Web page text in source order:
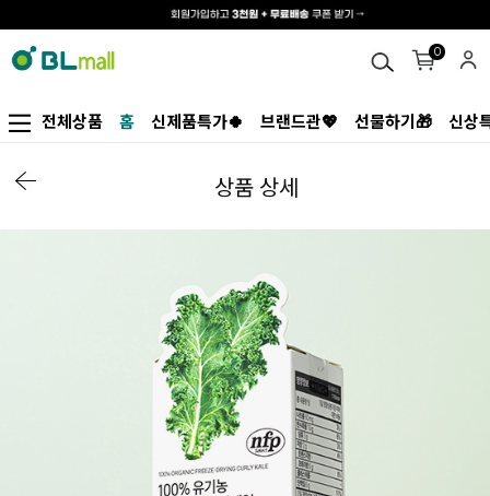
0
전체상품 홈 신제품특가🍀 브랜드관💖 선물하기🎁 신상
상품 상세